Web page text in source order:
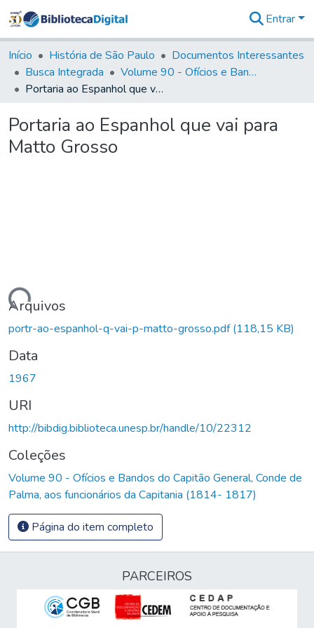
&
Coleções
Tudo na
Biblioteca
Estatísticas
Entrar
Início História de São Paulo
Documentos Interessantes
Busca Integrada
Volume 90 - Ofícios e Bandos do Capitão General, Conde de Palma, aos funcionários da Capitania (1814- 1817)
Portaria ao Espanhol que vai para Matto Grosso
Portaria ao Espanhol que vai para
Matto Grosso
Arquivos
portr-ao-espanhol-q-vai-p-matto-grosso.pdf(118,15 KB)
Data
1967
URI
http://bibdig.biblioteca.unesp.br/handle/10/22312
Coleções
Volume 90 - Ofícios e Bandos do Capitão General, Conde de
Palma, aos funcionários da Capitania (1814- 1817)
Página do item completo
PARCEIROS